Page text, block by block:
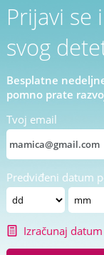
Prijavi se
svog
Besplatne
pomno prate
Tvoj email
Predviđeni datum
Izračunaj